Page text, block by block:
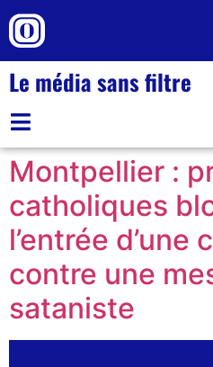
Le média sans filtre
Montpellier :
catholiques
l’entrée d’une
contre une
sataniste